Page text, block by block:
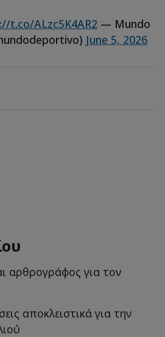
t.co/ALzc5K4AR2 — Mundo
June 5, 2026
αρθρογράφος για τον
αποκλειστικά για την